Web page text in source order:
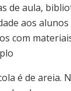
de aula,
aos
com
é de areia.